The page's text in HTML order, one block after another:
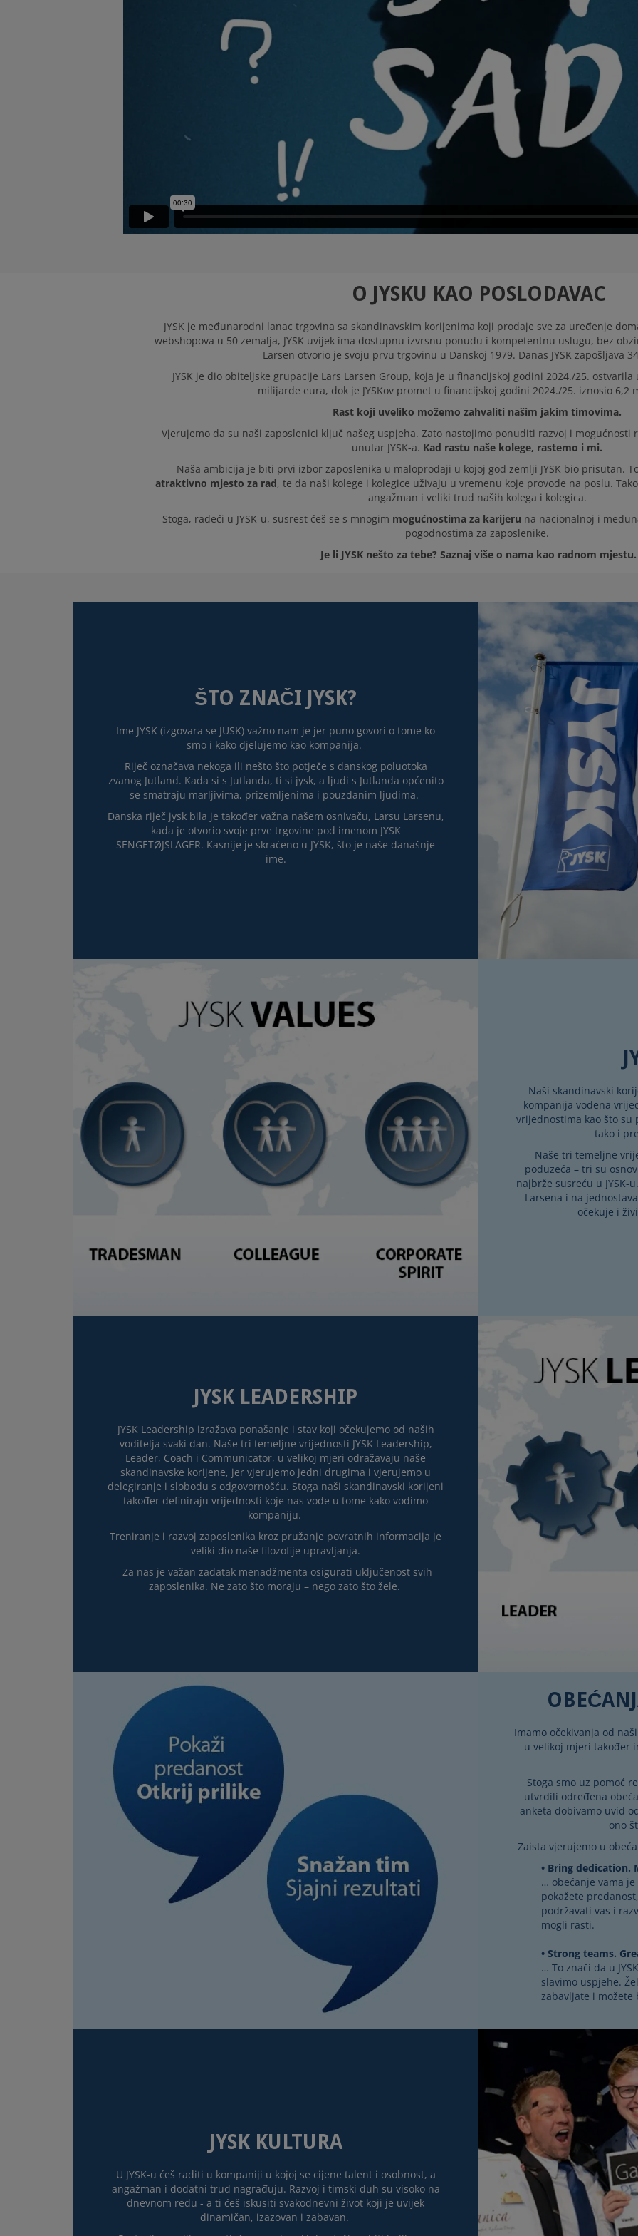
O JYSKU KAO POSLODAVAC
JYSK je međunarodni lanac trgovina sa skandinavskim korijenima koji prodaje sve za uređenje
webshopova u 50 zemalja, JYSK uvijek ima dostupnu izvrsnu ponudu i kompetentnu uslugu, bez
Larsen otvorio je svoju prvu trgovinu u Danskoj 1979. Danas JYSK zapošljava
JYSK je dio obiteljske grupacije Lars Larsen Group, koja je u financijskoj godini 2024./25.
milijarde eura, dok je JYSKov promet u financijskoj godini 2024./25. iznosio 6,2
Rast koji uveliko možemo zahvaliti našim jakim timovima.
Vjerujemo da su naši zaposlenici ključ našeg uspjeha. Zato nastojimo ponuditi razvoj i mogućnosti
unutar JYSK-a. Kad rastu naše kolege, rastemo i mi.
Naša ambicija je biti prvi izbor zaposlenika u maloprodaji u kojoj god zemlji JYSK bio prisutan.
atraktivno mjesto za rad, te da naši kolege i kolegice uživaju u vremenu koje provode na poslu.
angažman i veliki trud naših kolega i kolegica.
Stoga, radeći u JYSK-u, susrest ćeš se s mnogim mogućnostima za karijeru na nacionalnoj i
pogodnostima za zaposlenike.
Je li JYSK nešto za tebe? Saznaj više o nama kao radnom mjestu.
ŠTO ZNAČI JYSK?
Ime JYSK (izgovara se JUSK) važno nam je jer puno govori o tome ko
smo i kako djelujemo kao kompanija.
Riječ označava nekoga ili nešto što potječe s danskog poluotoka
zvanog Jutland. Kada si s Jutlanda, ti si jysk, a ljudi s Jutlanda općenito
se smatraju marljivima, prizemljenima i pouzdanim ljudima.
Danska riječ jysk bila je također važna našem osnivaču, Larsu Larsenu,
kada je otvorio svoje prve trgovine pod imenom JYSK
SENGETØJSLAGER. Kasnije je skraćeno u JYSK, što je naše današnje
ime.
Naši skandinavski
kompanija vođena
vrijednostima kao što su
tako i
Naše tri temeljne
poduzeća – tri su
najbrže susreću u JYSK-
Larsena i na
očekuje i
JYSK LEADERSHIP
JYSK Leadership izražava ponašanje i stav koji očekujemo od naših
voditelja svaki dan. Naše tri temeljne vrijednosti JYSK Leadership,
Leader, Coach i Communicator, u velikoj mjeri odražavaju naše
skandinavske korijene, jer vjerujemo jedni drugima i vjerujemo u
delegiranje i slobodu s odgovornošću. Stoga naši skandinavski korijeni
također definiraju vrijednosti koje nas vode u tome kako vodimo
kompaniju.
Treniranje i razvoj zaposlenika kroz pružanje povratnih informacija je
veliki dio naše filozofije upravljanja.
Za nas je važan zadatak menadžmenta osigurati uključenost svih
zaposlenika. Ne zato što moraju – nego zato što žele.
Imamo očekivanja od
u velikoj mjeri također
Stoga smo uz pomoć
utvrdili određena
anketa dobivamo uvid
ono
Zaista vjerujemo u
Bring dedication.
… obećanje vama
pokažete
podržavati vas i
mogli rasti.
Strong teams.
… To znači da u
slavimo uspjehe.
zabavljate i možete
JYSK KULTURA
U JYSK-u ćeš raditi u kompaniji u kojoj se cijene talent i osobnost, a
angažman i dodatni trud nagrađuju. Razvoj i timski duh su visoko na
dnevnom redu - a ti ćeš iskusiti svakodnevni život koji je uvijek
dinamičan, izazovan i zabavan.